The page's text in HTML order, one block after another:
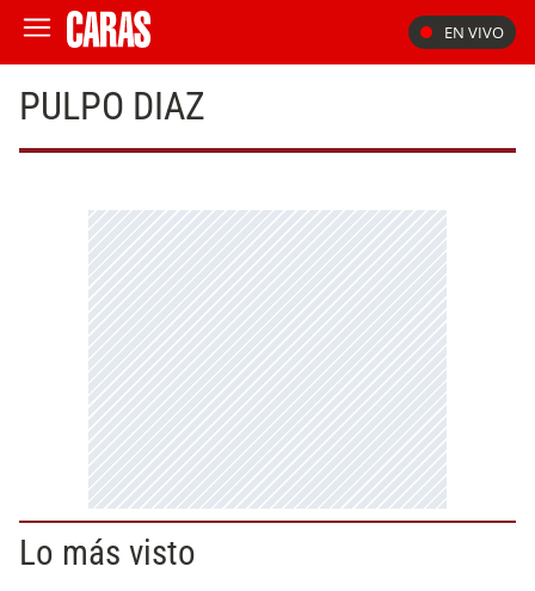
EN VIVO
PULPO DIAZ
Lo más visto